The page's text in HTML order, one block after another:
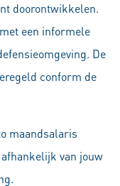
doorontwikkelen.
een informele
De
conform de
maandsalaris
van jouw